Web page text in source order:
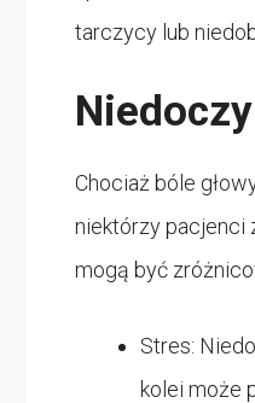
tarczycy lub
Chociaż bóle
niektórzy pacjenci
mogą być
Stres:
kolei może